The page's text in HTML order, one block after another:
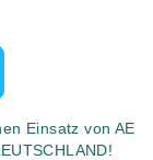
Einsatz von AE